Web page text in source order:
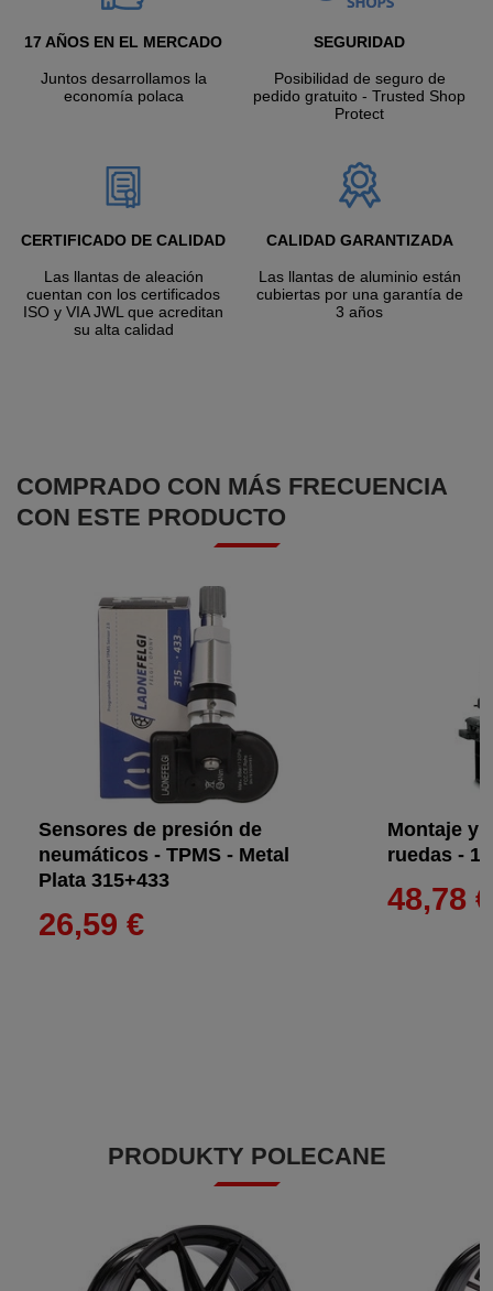
17 AÑOS EN EL MERCADO
Juntos desarrollamos la
economía polaca
SEGURIDAD
Posibilidad de seguro de
pedido gratuito - Trusted Shop
Protect
CERTIFICADO DE CALIDAD
Las llantas de aleación
cuentan con los certificados
ISO y VIA JWL que acreditan
su alta calidad
CALIDAD GARANTIZADA
Las llantas de aluminio están
cubiertas por una garantía de
3 años
COMPRADO CON MÁS FRECUENCIA
CON ESTE PRODUCTO
Sensores de presión de
neumáticos - TPMS - Metal
Plata 315+433
26,59 €
Montaje y
ruedas -
48,78 €
PRODUKTY POLECANE